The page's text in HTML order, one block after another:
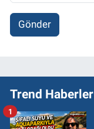
Gönder
Trend Haberler
1